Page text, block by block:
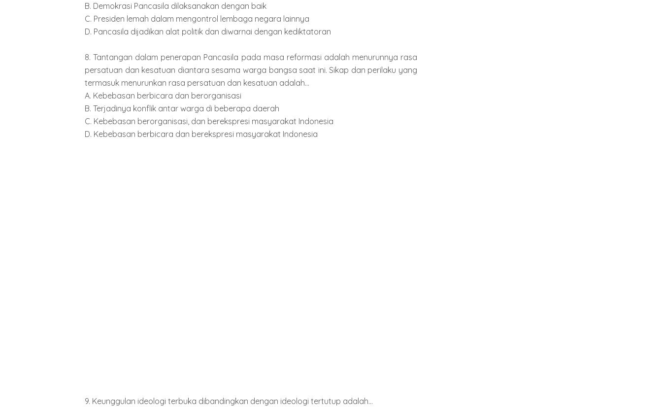
B. Demokrasi Pancasila dilaksanakan dengan baik
C. Presiden lemah dalam mengontrol lembaga negara lainnya
D. Pancasila dijadikan alat politik dan diwarnai dengan kediktatoran
8. Tantangan dalam penerapan Pancasila pada masa reformasi adalah menurunnya rasa
persatuan dan kesatuan diantara sesama warga bangsa saat ini. Sikap dan perilaku yang
termasuk menurunkan rasa persatuan dan kesatuan adalah...
A. Kebebasan berbicara dan berorganisasi
B. Terjadinya konflik antar warga di beberapa daerah
C. Kebebasan berorganisasi, dan berekspresi masyarakat Indonesia
D. Kebebasan berbicara dan berekspresi masyarakat Indonesia
9. Keunggulan ideologi terbuka dibandingkan dengan ideologi tertutup adalah...